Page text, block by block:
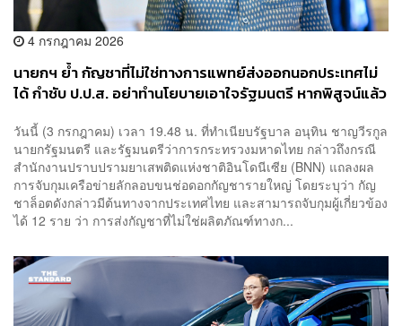
4 กรกฎาคม 2026
นายกฯ ย้ำ กัญชาที่ไม่ใช่ทางการแพทย์ส่งออกนอกประเทศไม่
ได้ กำชับ ป.ป.ส. อย่าทำนโยบายเอาใจรัฐมนตรี หากพิสูจน์แล้ว
วันนี้ (3 กรกฎาคม) เวลา 19.48 น. ที่ทำเนียบรัฐบาล อนุทิน ชาญวีรกูล
นายกรัฐมนตรี และรัฐมนตรีว่าการกระทรวงมหาดไทย กล่าวถึงกรณี
สำนักงานปราบปรามยาเสพติดแห่งชาติอินโดนีเซีย (BNN) แถลงผล
การจับกุมเครือข่ายลักลอบขนช่อดอกกัญชารายใหญ่ โดยระบุว่า กัญ
ชาล็อตดังกล่าวมีต้นทางจากประเทศไทย และสามารถจับกุมผู้เกี่ยวข้อง
ได้ 12 ราย ว่า การส่งกัญชาที่ไม่ใช่ผลิตภัณฑ์ทางก...